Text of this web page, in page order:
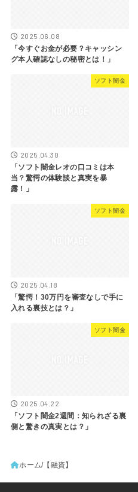
2025.06.08
「今すぐお金が必要？キャッシン
グ本人確認なしの秘密とは！」
ソフト闇金
2025.04.30
「ソフト闇金レオの口コミは本
当？驚愕の体験談と真実を暴
露！」
ソフト闇金
2025.04.18
「驚愕！30万円を審査なしで手に
入れる裏技とは？」
ソフト闇金
2025.04.22
「ソフト闇金2週間：知られざる裏
側と驚きの真実とは？」
ホーム 【融資】